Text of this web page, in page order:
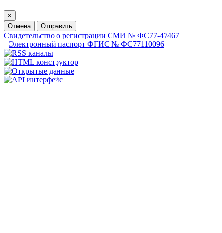
×
Отмена
Отправить
Свидетельство о регистрации СМИ № ФС77-47467
Электронный паспорт ФГИС № ФС77110096